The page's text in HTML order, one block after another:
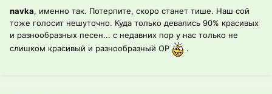
navka, именно так. Потерпите, скоро станет тише. Наш сой
тоже голосит нешуточно. Куда только девались 90% красивых
и разнообразных песен... с недавних пор у нас только не
слишком красивый и разнообразный ОР
.